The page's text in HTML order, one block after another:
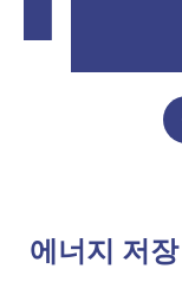
에너지 저